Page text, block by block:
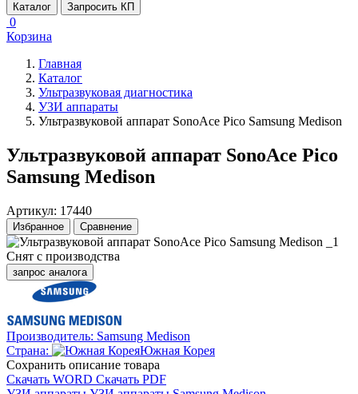
Каталог Запросить КП
0
Корзина
Главная
Каталог
Ультразвуковая диагностика
УЗИ аппараты
Ультразвуковой аппарат SonoAce Pico Samsung Medison
Ультразвуковой аппарат SonoAce Pico
Samsung Medison
Артикул: 17440
Избранное Сравнение
Снят с производства
запрос аналога
Производитель: Samsung Medison
Страна:
Южная Корея
Cохранить описание товара
Скачать WORD Скачать PDF